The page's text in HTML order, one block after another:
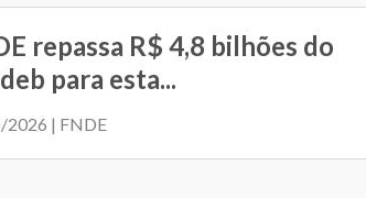
repassa R$ 4,8 bilhões do
para esta...
| FNDE